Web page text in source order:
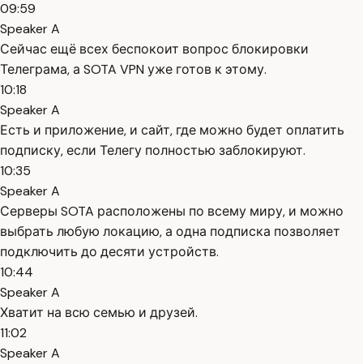
09:59
Speaker A
Сейчас ещё всех беспокоит вопрос блокировки
Телеграма, а SOTA VPN уже готов к этому.
10:18
Speaker A
Есть и приложение, и сайт, где можно будет оплатить
подписку, если Телегу полностью заблокируют.
10:35
Speaker A
Серверы SOTA расположены по всему миру, и можно
выбрать любую локацию, а одна подписка позволяет
подключить до десяти устройств.
10:44
Speaker A
Хватит на всю семью и друзей.
11:02
Speaker A